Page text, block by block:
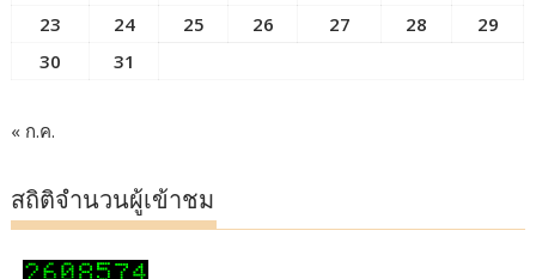
23
24 25 26 27 28
29
30
31
« ก.ค.
สถิติจำนวนผู้เข้าชม